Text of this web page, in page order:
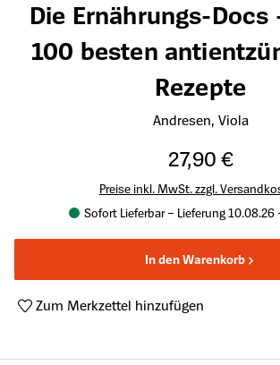
Die Ernährungs-Docs
100 besten
Rezepte
Andresen, Viola
27,90 €
Preise inkl. MwSt. zzgl.
Sofort Lieferbar – Lieferung 10.08.26
In den Warenkorb
Zum Merkzettel hinzufügen